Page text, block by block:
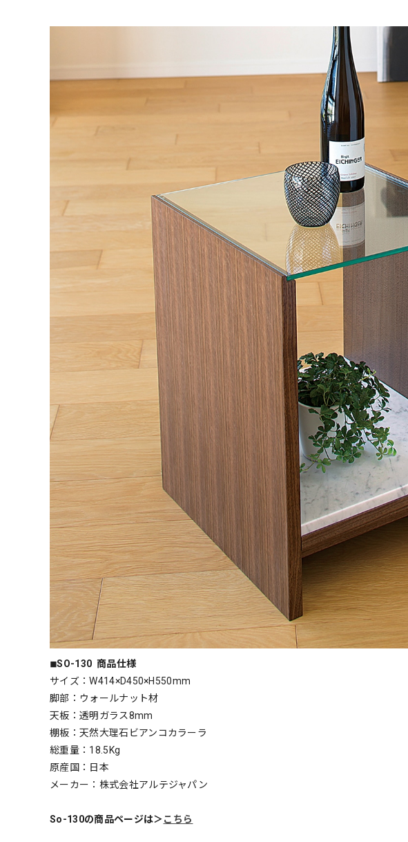
◾︎SO-130 商品仕様
サイズ：W414×D450×H550mm
脚部：ウォールナット材
天板：透明ガラス8mm
棚板：天然大理石ビアンコカラーラ
総重量：18.5Kg
原産国：日本
メーカー：株式会社アルテジャパン
So-130の商品ページは＞こちら